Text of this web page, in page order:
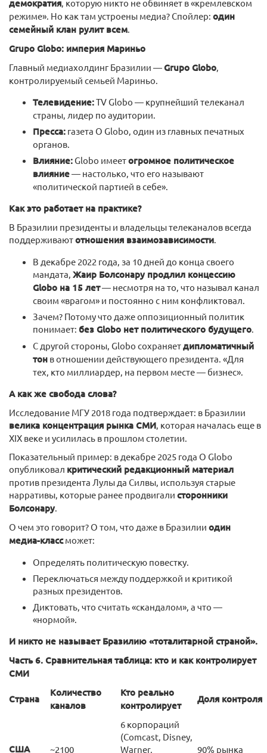
демократия, которую никто не обвиняет в «кремлевском
режиме». Но как там устроены медиа? Спойлер: один
семейный клан рулит всем.
Grupo Globo: империя Мариньо
Главный медиахолдинг Бразилии —Grupo Globo,
контролируемый семьей Мариньо.
Телевидение:TV Globo — крупнейший телеканал
страны, лидер по аудитории.
Пресса: газета O Globo, один из главных печатных
органов.
Влияние: Globo имеетогромное политическое
влияние— настолько, что его называют
«политической партией в себе».
Как это работает на практике?
В Бразилии президенты и владельцы телеканалов всегда
поддерживаютотношения взаимозависимости.
В декабре 2022 года, за 10 дней до конца своего
мандата, Жаир Болсонару продлил концессию
Globo на 15 лет— несмотря на то, что называл канал
своим «врагом» и постоянно с ним конфликтовал.
Зачем? Потому что даже оппозиционный политик
понимает: без Globo нет политического будущего.
С другой стороны, Globo сохраняетдипломатичный
тон в отношении действующего президента. «Для
тех, кто миллиардер, на первом месте — бизнес».
А как же свобода слова?
Исследование МГУ 2018 года подтверждает: в Бразилии
велика концентрация рынка СМИ, которая началась еще в
XIX веке и усилилась в прошлом столетии.
Показательный пример: в декабре 2025 года O Globo
опубликовал критический редакционный материал
против президента Лулы да Силвы, используя старые
нарративы, которые ранее продвигали сторонники
Болсонару.
О чем это говорит? О том, что даже в Бразилии один
медиа-классможет:
Определять политическую повестку.
Переключаться между поддержкой и критикой
разных президентов.
Диктовать, что считать «скандалом», а что —
«нормой».
И никто не называет Бразилию «тоталитарной страной».
Часть 6. Сравнительная таблица: кто и как контролирует
СМИ
Страна
Количество
каналов
Кто реально
контролирует
Доля контроля
США ~2100
6 корпораций
(Comcast, Disney,
Warner,
90% рынка